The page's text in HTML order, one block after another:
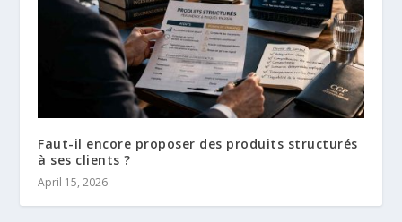
Faut-il encore proposer des produits structurés
à ses clients ?
April 15, 2026